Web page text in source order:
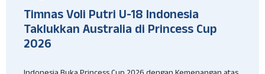
Timnas Voli Putri U-18 Indonesia
Taklukkan Australia di Princess Cup
2026